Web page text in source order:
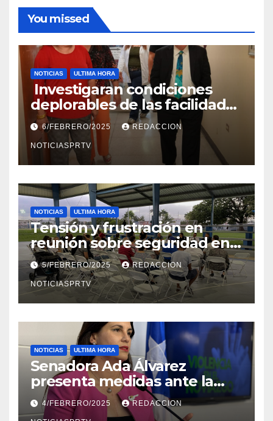
You missed
NOTICIAS ULTIMA HORA
Investigaran condiciones
deplorables de las facilidades
el Departamento de la Salud
en Mayagüez
6/FEBRERO/2025 REDACCION
NOTICIASPRTV
NOTICIAS ULTIMA HORA
Tensión y frustración en
reunión sobre seguridad en
Reparto Metropolitano
5/FEBRERO/2025 REDACCION
NOTICIASPRTV
NOTICIAS ULTIMA HORA
Senadora Ada Álvarez
presenta medidas ante la
violencia en el noviazgo
4/FEBRERO/2025 REDACCION